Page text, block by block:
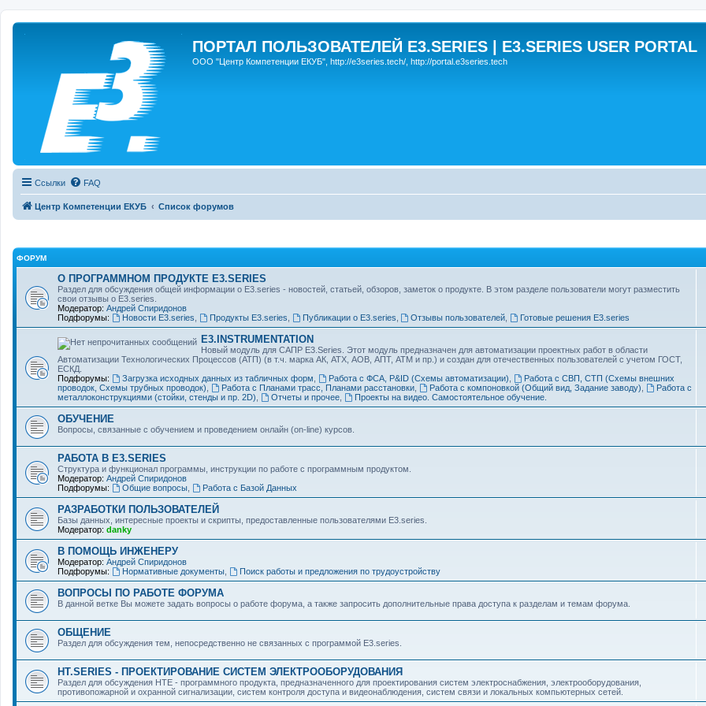
ПОРТАЛ ПОЛЬЗОВАТЕЛЕЙ E3.SERIES | E3.SERIES USER PORTAL
ООО "Центр Компетенции ЕКУБ", http://e3series.tech/, http://portal.e3series.tech
Ссылки FAQ
Центр Компетенции ЕКУБ Список форумов
ФОРУМ
О ПРОГРАММНОМ ПРОДУКТЕ E3.SERIES
Раздел для обсуждения общей информации о E3.series - новостей, статьей, обзоров, заметок о продукте. В этом разделе пользователи могут разместить
свои отзывы о E3.series.
Модератор: Андрей Спиридонов
Подфорумы:
Новости E3.series Продукты E3.series Публикации о E3.series Отзывы пользователей Готовые решения E3.series
E3.INSTRUMENTATION
Новый модуль для САПР E3.Series. Этот модуль предназначен для автоматизации проектных работ в области
Автоматизации Технологических Процессов (АТП) (в т.ч. марка АК, АТХ, АОВ, АПТ, АТМ и пр.) и создан для отечественных пользователей с учетом ГОСТ,
ЕСКД.
Подфорумы:
Загрузка исходных данных из табличных форм Работа с ФСА, P&ID (Схемы автоматизации)
Работа с СВП, СТП (Схемы внешних
проводок, Схемы трубных проводок)
Работа с Планами трасс, Планами расстановки, Работа с компоновкой (Общий вид, Задание заводу)
Работа с
металлоконструкциями (стойки, стенды и пр. 2D)
Отчеты и прочее, Проекты на видео. Самостоятельное обучение.
ОБУЧЕНИЕ
Вопросы, связанные с обучением и проведением онлайн (on-line) курсов.
РАБОТА В E3.SERIES
Cтруктура и функционал программы, инструкции по работе с программным продуктом.
Модератор: Андрей Спиридонов
Подфорумы:
Общие вопросы, Работа с Базой Данных
РАЗРАБОТКИ ПОЛЬЗОВАТЕЛЕЙ
Базы данных, интересные проекты и скрипты, предоставленные пользователями E3.series.
Модератор: danky
В ПОМОЩЬ ИНЖЕНЕРУ
Модератор: Андрей Спиридонов
Подфорумы:
Нормативные документы, Поиск работы и предложения по трудоустройству
ВОПРОСЫ ПО РАБОТЕ ФОРУМА
В данной ветке Вы можете задать вопросы о работе форума, а также запросить дополнительные права доступа к разделам и темам форума.
ОБЩЕНИЕ
Раздел для обсуждения тем, непосредственно не связанных с программой E3.series.
HT.SERIES - ПРОЕКТИРОВАНИЕ СИСТЕМ ЭЛЕКТРООБОРУДОВАНИЯ
Раздел для обсуждения HTE - программного продукта, предназначенного для проектирования систем электроснабжения, электрооборудования,
противопожарной и охранной сигнализации, систем контроля доступа и видеонаблюдения, систем связи и локальных компьютерных сетей.